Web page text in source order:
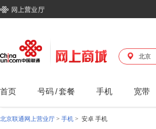
北京
首页 号码/套餐 手机 宽带
北京联通网上营业厅 > 手机 > 安卓 手机